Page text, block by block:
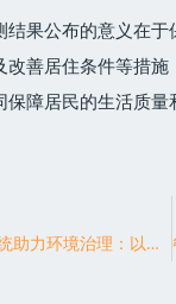
果公布的意义在
善居住条件等措
障居民的生活质量
智能化VOC油烟监测系统助力环境治理：以数据驱动城市发展